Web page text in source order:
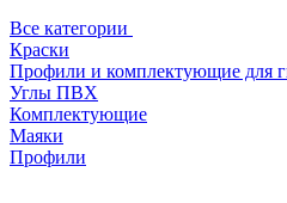
Все категории
Краски
Профили и комплектующие для
Углы ПВХ
Комплектующие
Маяки
Профили